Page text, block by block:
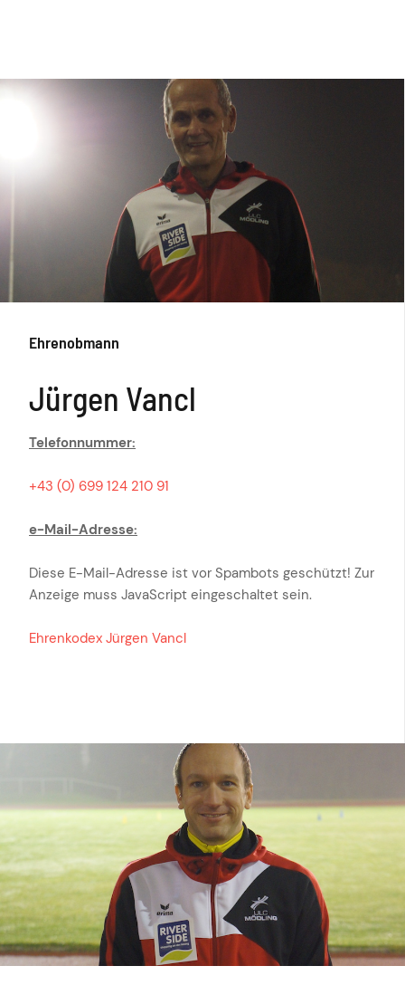
Ehrenobmann
Jürgen Vancl
Telefonnummer:
+43 (0) 699 124 210 91
e-Mail-Adresse:
Diese E-Mail-Adresse ist vor Spambots geschützt! Zur
Anzeige muss JavaScript eingeschaltet sein.
Ehrenkodex Jürgen Vancl